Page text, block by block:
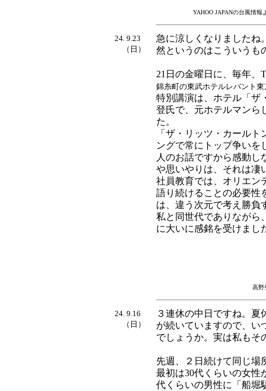
YAHOO JAPANの台風情報
24. 9.23
（日）
急に涼しくなりましたね
然というのはこういうも
21日の金曜日に、毎年、
錦糸町の東武ホテルレバント
特別講演は、ホテル「ザ
登氏で、元ホテルマンら
た。
「ザ・リッツ・カール
ングで常にトップ争いを
人のお話ですから感動し
や思いやりは、それは凄
社員教育では、オリエン
語り続けることの必要性
は、違う次元で考え勝負
私と同世代でありながら
に大いに感銘を受けまし
高野
24. 9.16
（日）
３連休の中日ですね。
が続いていますので、い
でしょうか。実は私もそ
先週、２日続けて同じ場
最初は30代くらいの女性
代くらいの男性に「船堀